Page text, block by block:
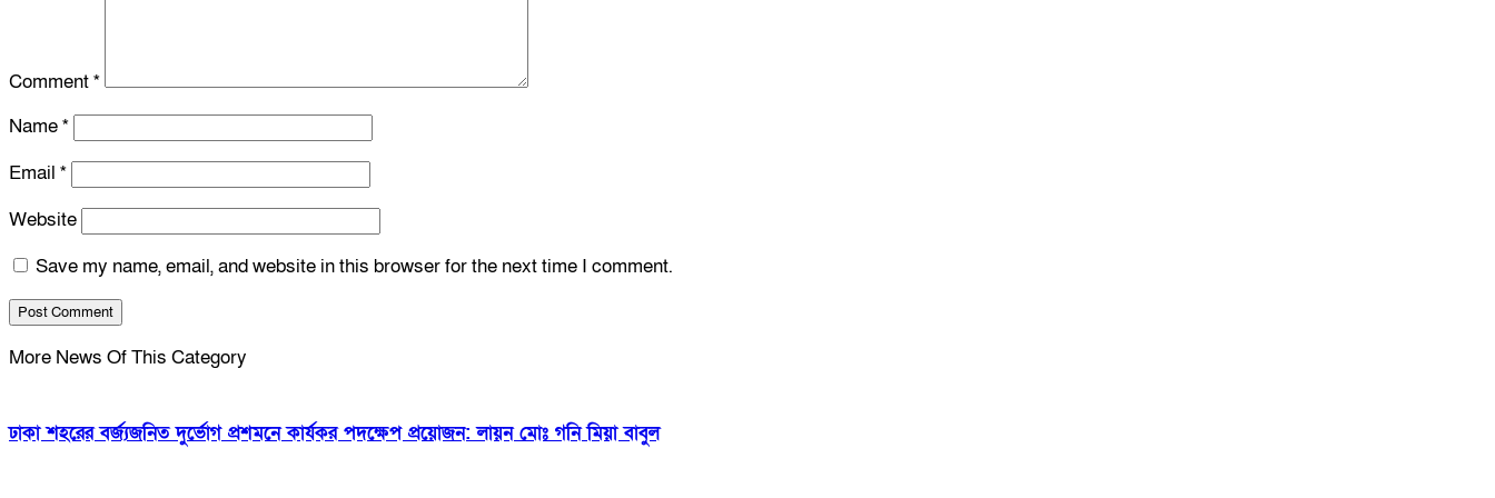
Comment*
Name*
Email *
Website
Save my name, email, and website in this browser for the next time I comment.
More News Of This Category
ঢাকা শহরের বর্জ্যজনিত দুর্ভোগ প্রশমনে কার্যকর পদক্ষেপ প্রয়োজন: লায়ন মোঃ গনি মিয়া বাবুল